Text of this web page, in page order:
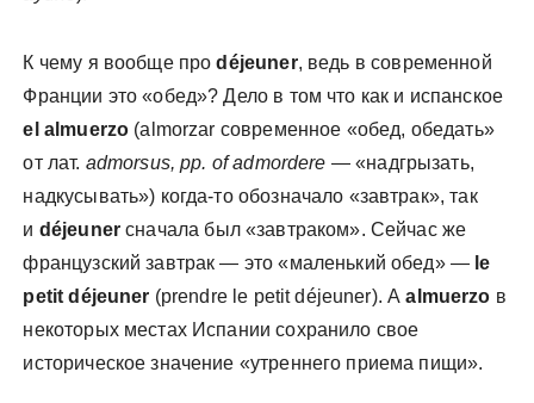
К чему я вообще про déjeuner, ведь в современной
Франции это «обед»? Дело в том что как и испанское
el almuerzo (almorzar современное «обед, обедать»
от лат. admorsus, pp. of admordere — «надгрызать,
надкусывать») когда-то обозначало «завтрак», так
и déjeuner сначала был «завтраком». Сейчас же
французский завтрак — это «маленький обед» — le
petit déjeuner (prendre le petit déjeuner). Аalmuerzo в
некоторых местах Испании сохранило свое
историческое значение «утреннего приема пищи».